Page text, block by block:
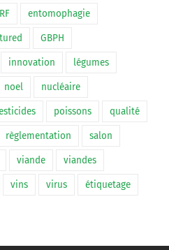
entomophagie
GBPH
innovation légumes
noel nucléaire
poissons qualité
règlementation salon
viande viandes
vins virus étiquetage